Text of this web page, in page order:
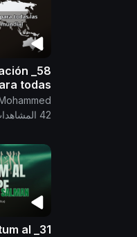
todas
del reino
mundial
42 المشاهدات
al